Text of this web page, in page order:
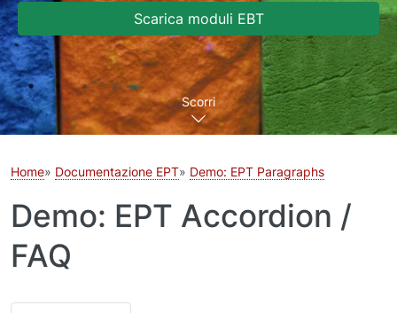
Scarica moduli EBT
Scorri
Home Documentazione EPT Demo: EPT Paragraphs
Demo: EPT Accordion /
FAQ